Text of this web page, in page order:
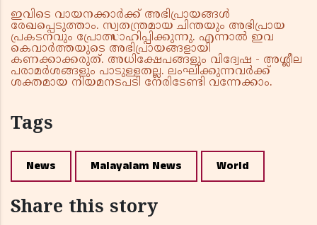
ഇവിടെ വായനക്കാർക്ക് അഭിപ്രായങ്ങൾ
രേഖപ്പെടുത്താം. സ്വതന്ത്രമായ ചിന്തയും അഭിപ്രായ
പ്രകടനവും പ്രോത്സാഹിപ്പിക്കുന്നു. എന്നാൽ ഇവ
കെവാർത്തയുടെ അഭിപ്രായങ്ങളായി
കണക്കാക്കരുത്. അധിക്ഷേപങ്ങളും വിദ്വേഷ - അശ്ലീല
പരാമർശങ്ങളും പാടുള്ളതല്ല. ലംഘിക്കുന്നവർക്ക്
ശക്തമായ നിയമനടപടി നേരിടേണ്ടി വന്നേക്കാം.
Tags
News Malayalam News World
Share this story